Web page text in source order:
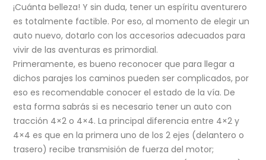
¡Cuánta belleza! Y sin duda, tener un espíritu aventurero
es totalmente factible. Por eso, al momento de elegir un
auto nuevo, dotarlo con los accesorios adecuados para
vivir de las aventuras es primordial.
Primeramente, es bueno reconocer que para llegar a
dichos parajes los caminos pueden ser complicados, por
eso es recomendable conocer el estado de la vía. De
esta forma sabrás si es necesario tener un auto con
tracción 4×2 o 4×4. La principal diferencia entre 4×2 y
4×4 es que en la primera uno de los 2 ejes (delantero o
trasero) recibe transmisión de fuerza del motor;